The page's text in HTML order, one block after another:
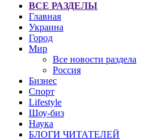
ВСЕ РАЗДЕЛЫ
Главная
Украина
Город
Мир
Все новости раздела
Россия
Бизнес
Спорт
Lifestyle
Шоу-биз
Наука
БЛОГИ ЧИТАТЕЛЕЙ